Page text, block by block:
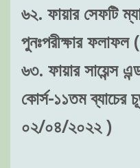
৬২. ফায়ার সেফটি
পুনঃপরীক্ষার
৬৩. ফায়ার সায়েন্স
কোর্স-১১তম ব্যাচের
০২/০৪/২০২২ )